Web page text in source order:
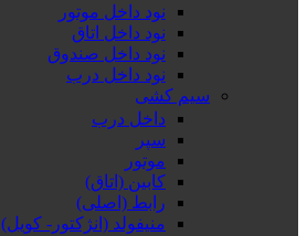
نود داخل موتور
نود داخل اتاق
نود داخل صندوق
نود داخل درب
سیم کشی
داخل درب
سپر
موتور
کابین (اتاق)
رابط (اصلی)
منیفولد (انژکتور- کویل)